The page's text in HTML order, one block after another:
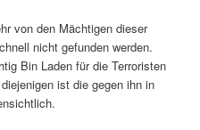
von den Mächtigen dieser
nicht gefunden werden.
Bin Laden für die Terroristen
ist die gegen ihn in